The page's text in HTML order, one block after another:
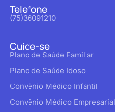
Telefone
(75)36091210
Cuide-se
Plano de Saúde Familiar
Plano de Saúde Idoso
Convênio Médico Infantil
Convênio Médico Empresarial